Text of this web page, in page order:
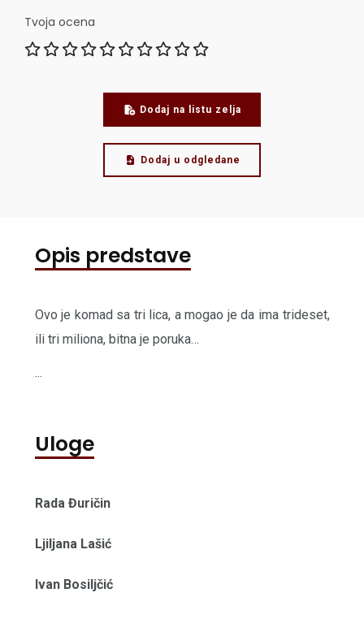
Tvoja ocena
Dodaj na listu zelja
Dodaj u odgledane
Opis predstave
Ovo je komad sa tri lica, a mogao je da ima trideset,
ili tri miliona, bitna je poruka…
...
Uloge
Rada Đuričin
Ljiljana Lašić
Ivan Bosiljčić